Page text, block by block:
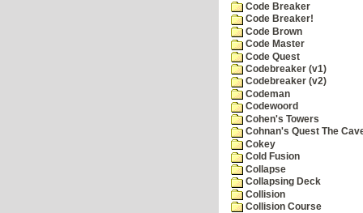
Code Breaker
Code Breaker!
Code Brown
Code Master
Code Quest
Codebreaker (v1)
Codebreaker (v2)
Codeman
Codewoord
Cohen's Towers
Cohnan's Quest The
Cokey
Cold Fusion
Collapse
Collapsing Deck
Collision
Collision Course